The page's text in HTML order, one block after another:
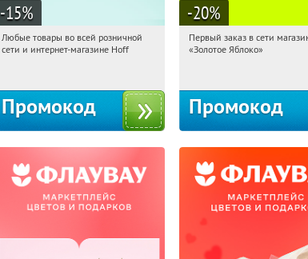
-15%
19:46:52 Получили:
Любые товары во всей розничной
сети и интернет-магазине Hoff
Промокод
-20%
19:46:52
Получи
Первый заказ в сети
«Золотое Яблоко»
Промокод